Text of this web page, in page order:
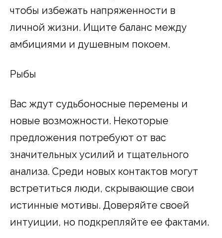
чтобы избежать напряженности в
личной жизни. Ищите баланс между
амбициями и душевным покоем.
Рыбы
Вас ждут судьбоносные перемены и
новые возможности. Некоторые
предложения потребуют от вас
значительных усилий и тщательного
анализа. Среди новых контактов могут
встретиться люди, скрывающие свои
истинные мотивы. Доверяйте своей
интуиции, но подкрепляйте ее фактами.